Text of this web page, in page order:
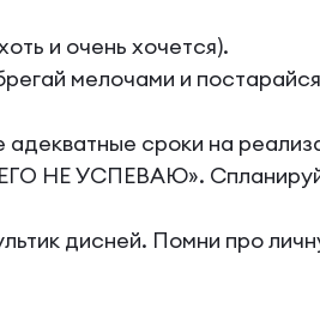
и очень хочется).
мелочами и
сроки на
НЕ УСПЕВАЮ».
дисней. Помни про